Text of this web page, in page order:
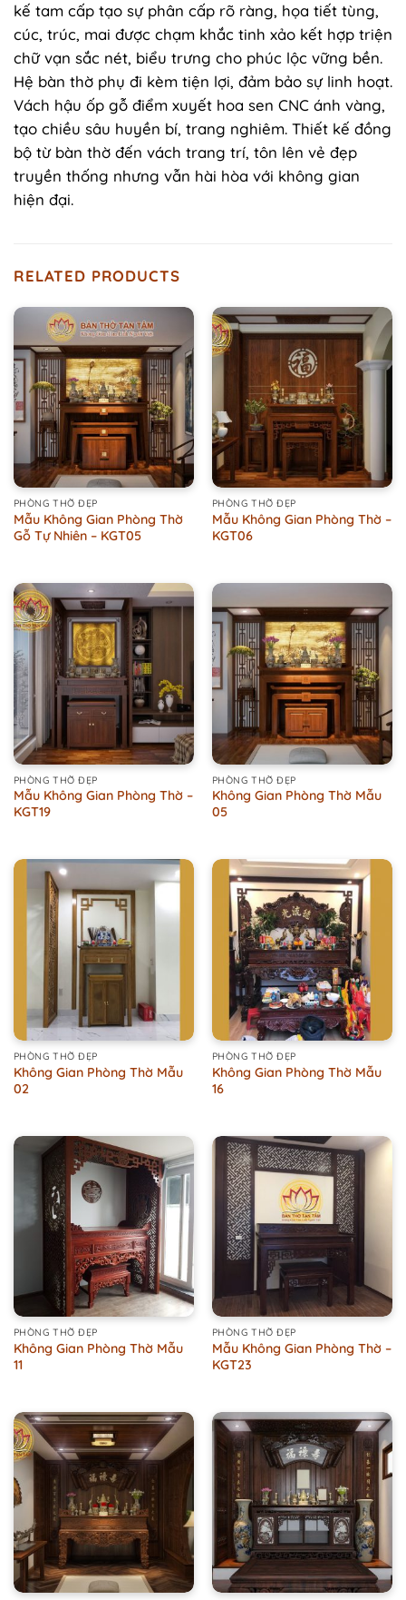
kế tam cấp tạo sự phân cấp rõ ràng, họa tiết tùng,
cúc, trúc, mai được chạm khắc tinh xảo kết hợp triện
chữ vạn sắc nét, biểu trưng cho phúc lộc vững bền.
Hệ bàn thờ phụ đi kèm tiện lợi, đảm bảo sự linh hoạt.
Vách hậu ốp gỗ điểm xuyết hoa sen CNC ánh vàng,
tạo chiều sâu huyền bí, trang nghiêm. Thiết kế đồng
bộ từ bàn thờ đến vách trang trí, tôn lên vẻ đẹp
truyền thống nhưng vẫn hài hòa với không gian
hiện đại.
RELATED PRODUCTS
PHÒNG THỜ ĐẸP
Mẫu Không Gian Phòng Thờ
Gỗ Tự Nhiên – KGT05
PHÒNG THỜ ĐẸP
Mẫu Không Gian Phòng Thờ –
KGT06
PHÒNG THỜ ĐẸP
Mẫu Không Gian Phòng Thờ –
KGT19
PHÒNG THỜ ĐẸP
Không Gian Phòng Thờ Mẫu
05
PHÒNG THỜ ĐẸP
Không Gian Phòng Thờ Mẫu
02
PHÒNG THỜ ĐẸP
Không Gian Phòng Thờ Mẫu
16
PHÒNG THỜ ĐẸP
Không Gian Phòng Thờ Mẫu
11
PHÒNG THỜ ĐẸP
Mẫu Không Gian Phòng Thờ –
KGT23